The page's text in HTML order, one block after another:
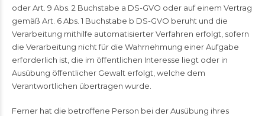
oder Art. 9 Abs. 2 Buchstabe a DS-GVO oder auf einem Vertrag
gemäß Art. 6 Abs. 1 Buchstabe b DS-GVO beruht und die
Verarbeitung mithilfe automatisierter Verfahren erfolgt, sofern
die Verarbeitung nicht für die Wahrnehmung einer Aufgabe
erforderlich ist, die im öffentlichen Interesse liegt oder in
Ausübung öffentlicher Gewalt erfolgt, welche dem
Verantwortlichen übertragen wurde.
Ferner hat die betroffene Person bei der Ausübung ihres